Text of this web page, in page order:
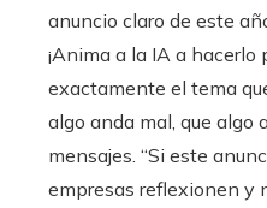
anuncio claro de este
¡Anima a la IA a hacerlo
exactamente el tema
algo anda mal, que algo
mensajes. “Si este
empresas reflexionen y